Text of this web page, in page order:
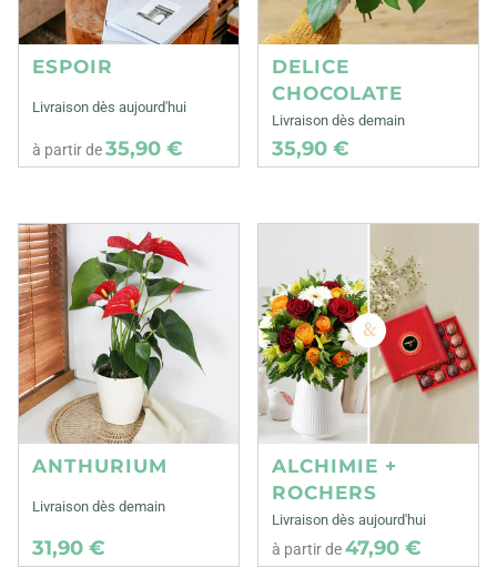
ESPOIR
Livraison dès aujourd'hui
à partir de35,90 €
DELICE
CHOCOLATE
Livraison dès demain
35,90 €
ANTHURIUM
Livraison dès demain
31,90 €
ALCHIMIE +
ROCHERS
Livraison dès aujourd'hui
à partir de47,90 €